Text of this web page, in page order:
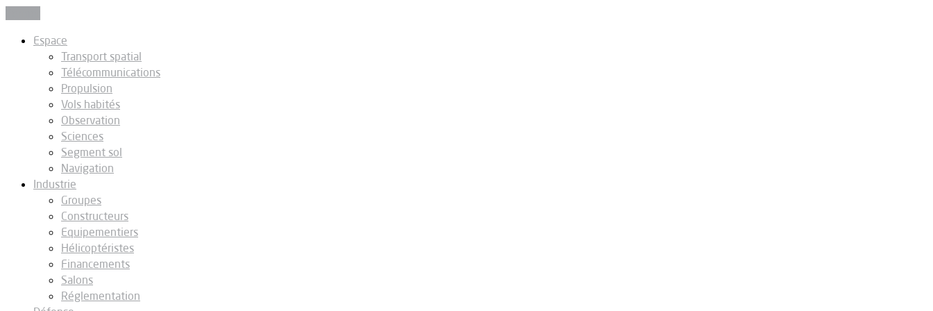
Espace
Transport spatial
Télécommunications
Propulsion
Vols habités
Observation
Sciences
Segment sol
Navigation
Industrie
Groupes
Constructeurs
Equipementiers
Hélicoptéristes
Financements
Salons
Réglementation